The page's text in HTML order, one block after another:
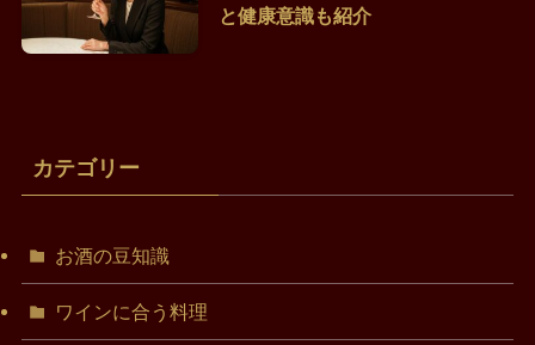
と健康意識も紹介
カテゴリー
お酒の豆知識
ワインに合う料理